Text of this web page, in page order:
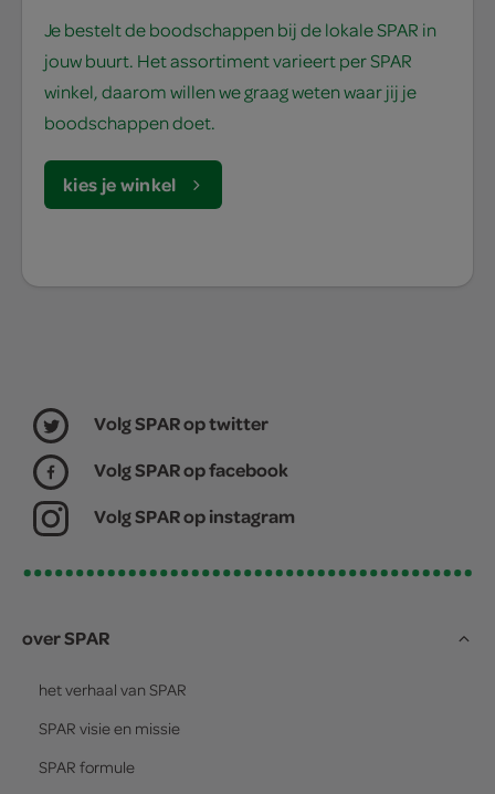
Je bestelt de boodschappen bij de lokale SPAR in
jouw buurt. Het assortiment varieert per SPAR
winkel, daarom willen we graag weten waar jij je
boodschappen doet.
kies je winkel
Volg SPAR op twitter
Volg SPAR op facebook
Volg SPAR op instagram
over SPAR
het verhaal van SPAR
SPAR visie en missie
SPAR formule